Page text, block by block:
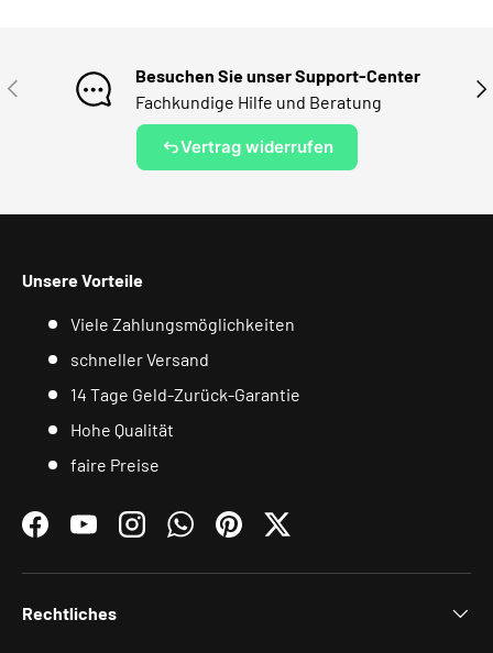
VORHERIGE
Besuchen Sie unser Support-Center
Fachkundige Hilfe und Beratung
Vertrag widerrufen
Unsere Vorteile
Viele Zahlungsmöglichkeiten
schneller Versand
14 Tage Geld-Zurück-Garantie
Hohe Qualität
faire Preise
FacebookYouTubeInstagramWhatsAppPinterestTwitter
Rechtliches